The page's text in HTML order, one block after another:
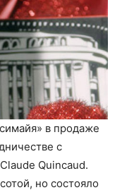
в продаже
с
Quincaud.
но состояло